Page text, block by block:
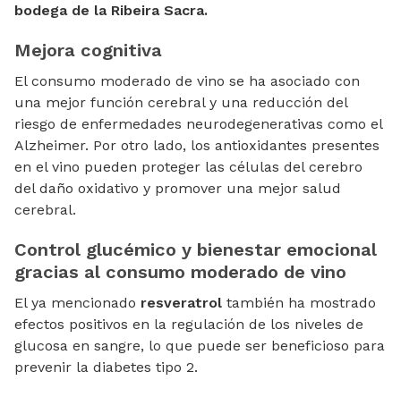
bodega de la Ribeira Sacra.
Mejora cognitiva
El consumo moderado de vino se ha asociado con
una mejor función cerebral y una reducción del
riesgo de enfermedades neurodegenerativas como el
Alzheimer. Por otro lado, los antioxidantes presentes
en el vino pueden proteger las células del cerebro
del daño oxidativo y promover una mejor salud
cerebral.
Control glucémico y bienestar emocional
gracias al consumo moderado de vino
El ya mencionado resveratrol también ha mostrado
efectos positivos en la regulación de los niveles de
glucosa en sangre, lo que puede ser beneficioso para
prevenir la diabetes tipo 2.